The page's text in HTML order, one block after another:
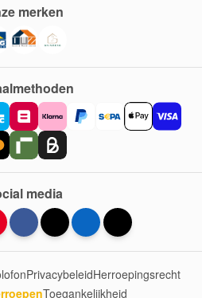
merken
media
PrivacybeleidHerroepingsrecht
Toegankelijkheid